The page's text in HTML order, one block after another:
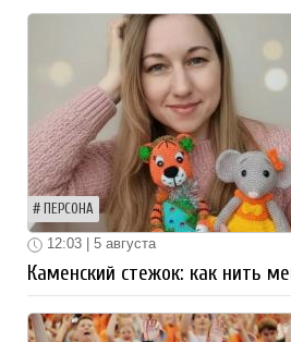
ПЕРСОНА
12:03 | 5 августа
Каменский стежок: как нить